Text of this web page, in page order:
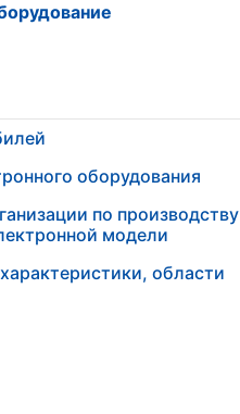
оборудования
по производству
модели
области